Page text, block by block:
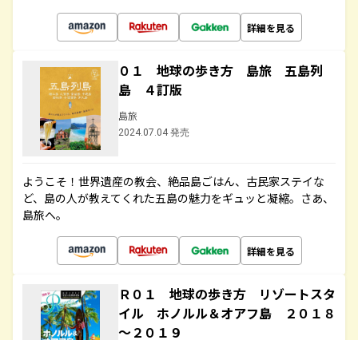
詳細を見る
０１ 地球の歩き方 島旅 五島列
島 ４訂版
島旅
2024.07.04 発売
ようこそ！世界遺産の教会、絶品島ごはん、古民家ステイな
ど、島の人が教えてくれた五島の魅力をギュッと凝縮。さあ、
島旅へ。
詳細を見る
Ｒ０１ 地球の歩き方 リゾートスタ
イル ホノルル＆オアフ島 ２０１８
～２０１９